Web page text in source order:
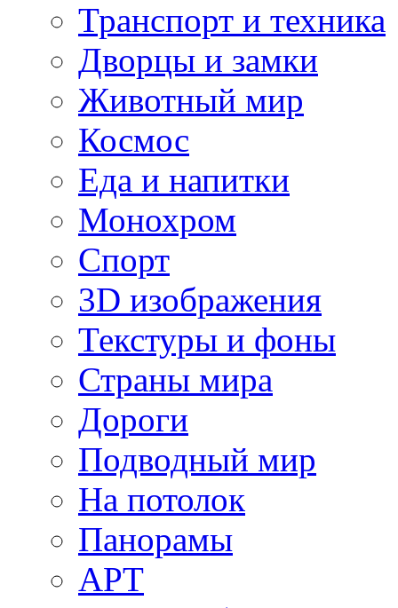
Транспорт и техника
Дворцы и замки
Животный мир
Космос
Еда и напитки
Монохром
Спорт
3D изображения
Текстуры и фоны
Страны мира
Дороги
Подводный мир
На потолок
Панорамы
АРТ